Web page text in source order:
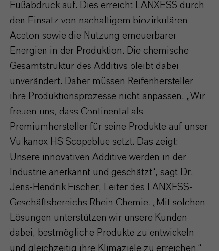
Fußabdruck auf. Dies erreicht LANXESS durch
den Einsatz von nachaltigem biozirkulären
Aceton sowie die Nutzung erneuerbarer
Energien in der Produktion. Die chemische
Gesamtstruktur des Additivs bleibt dabei
unverändert. Daher müssen Reifenhersteller
ihre Produktionsprozesse nicht anpassen. „Wir
freuen uns, dass Continental als
Premiumhersteller für seine Produkte auf unser
Vulkanox HS Scopeblue setzt. Das zeigt:
Unsere innovativen Additive werden in der
Industrie anerkannt und geschätzt“, sagt Dr.
Jens-Hendrik Fischer, Leiter des LANXESS-
Geschäftsbereichs Rhein Chemie. „Mit solchen
Lösungen unterstützen wir unsere Kunden
dabei, bestmögliche Produkte zu entwickeln
und gleichzeitig ihre Klimaziele zu erreichen.“